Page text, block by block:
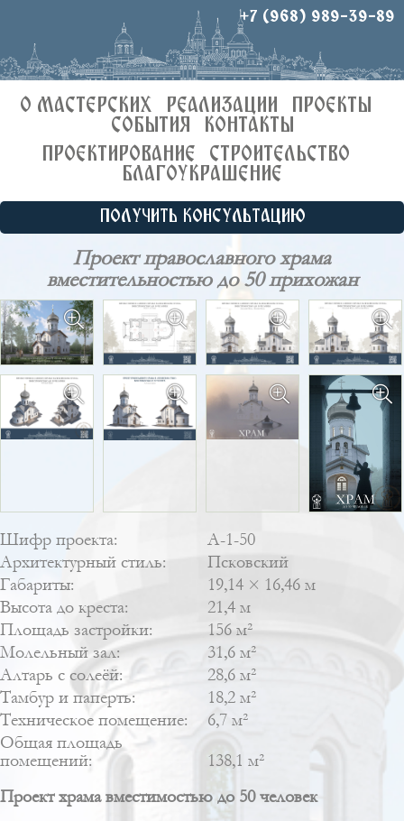
+7 (968) 989-39-89
О МАСТЕРСКИХ РЕАЛИЗАЦИИ
ПРОЕКТЫ
СОБЫТИЯ
КОНТАКТЫ
ПРОЕКТИРОВАНИЕ
СТРОИТЕЛЬСТВО
БЛАГОУКРАШЕНИЕ
ПОЛУЧИТЬ КОНСУЛЬТАЦИЮ
Проект православного храма
вместительностью до 50 прихожан
Шифр проекта:
А-1-50
Архитектурный стиль:
Псковский
Габариты:
19,14 × 16,46 м
Высота до креста:
21,4 м
Площадь застройки:
156 м²
Молельный зал:
31,6 м²
Алтарь с солеёй:
28,6 м²
Тамбур и паперть:
18,2 м²
Техническое помещение:
6,7 м²
Общая площадь
помещений:
138,1 м²
Проект храма вместимостью до 50 человек